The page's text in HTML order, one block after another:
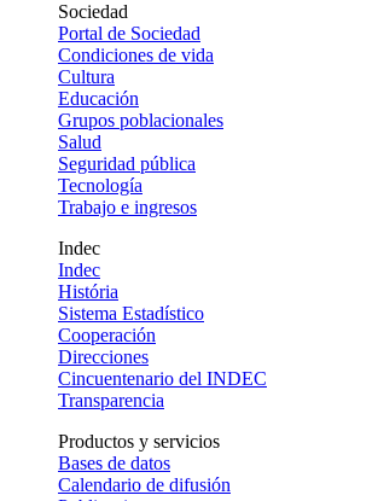
Sociedad
Portal de Sociedad
Condiciones de vida
Cultura
Educación
Grupos poblacionales
Salud
Seguridad pública
Tecnología
Trabajo e ingresos
Indec
Indec
História
Sistema Estadístico
Cooperación
Direcciones
Cincuentenario del INDEC
Transparencia
Productos y servicios
Bases de datos
Calendario de difusión